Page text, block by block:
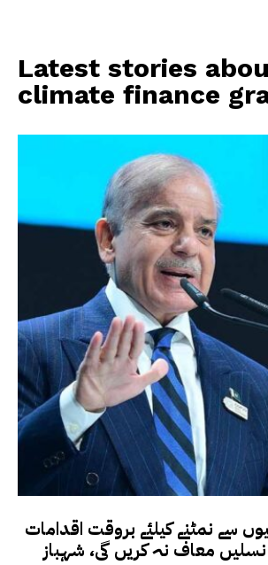
Latest stories
climate finance
سے نمٹنے کیلئے بروقت اقدامات
نسلیں معاف نہ کریں گی، شہباز